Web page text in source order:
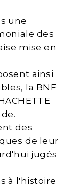
une
des
mise en
ainsi
la BNF
des
de leur
jugés
à l'histoire